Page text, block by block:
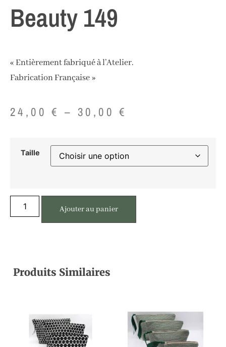
Beauty 149
« Entièrement fabriqué à l’Atelier.
Fabrication Française »
24,00€ – 30,00€
Taille
Ajouter au panier
Produits Similaires